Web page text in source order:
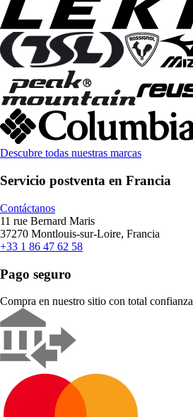
Descubre todas nuestras marcas
Servicio postventa en Francia
Contáctanos
11 rue Bernard Maris
37270 Montlouis-sur-Loire, Francia
+33 1 86 47 62 58
Pago seguro
Compra en nuestro sitio con total confianza